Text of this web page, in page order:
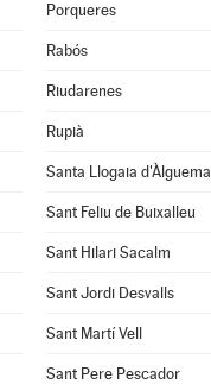
Porqueres
Rabós
Riudarenes
Rupià
Santa Llogaia d'Àlguema
Sant Feliu de Buixalleu
Sant Hilari Sacalm
Sant Jordi Desvalls
Sant Martí Vell
Sant Pere Pescador